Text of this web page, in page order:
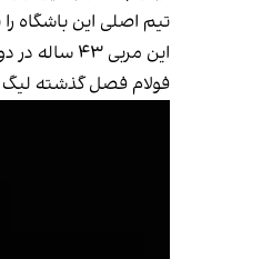
تیم اصلی این باشگاه
این مربی ۴۳ ساله در دوران بازی خود دو قهرمانی لیگ قهرمانان اروپا با رئال مادرید و قهرمانی جام جهانی ۲۰۱۰ با تیم ملی اسپانیا را در کارنامه دارد.
فولام فصل گذشته لیگ برتر را در